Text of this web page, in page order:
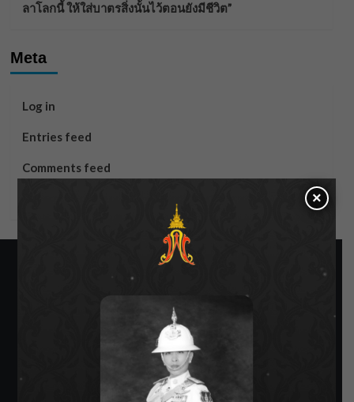
ลาโลกนี้ ให้ใส่บาตรสิ่งนั้นไว้ตอนยังมีชีวิต”
Meta
Log in
Entries feed
Comments feed
×